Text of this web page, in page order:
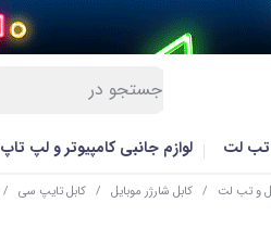
تب لت لوازم جانبی کامپیوتر و لپ تاپ
و تب لت / کابل شارژر موبایل / کابل تایپ سی /